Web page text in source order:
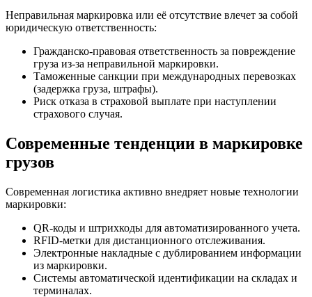
Неправильная маркировка или её отсутствие влечет за собой
юридическую ответственность:
Гражданско-правовая ответственность за повреждение
груза из-за неправильной маркировки.
Таможенные санкции при международных перевозках
(задержка груза, штрафы).
Риск отказа в страховой выплате при наступлении
страхового случая.
Современные тенденции в маркировке
грузов
Современная логистика активно внедряет новые технологии
маркировки:
QR-коды и штрихкоды для автоматизированного учета.
RFID-метки для дистанционного отслеживания.
Электронные накладные с дублированием информации
из маркировки.
Системы автоматической идентификации на складах и
терминалах.